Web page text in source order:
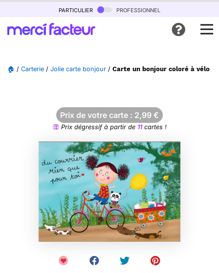
particulier professionnel
🏠 / Carterie / Jolie carte bonjour / Carte un bonjour coloré à vélo
Prix de votre carte : 2,99 €
Prix dégressif à partir de 11cartes !